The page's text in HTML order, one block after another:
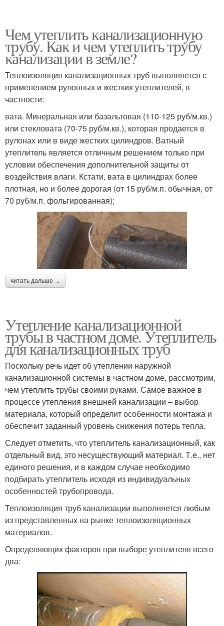
Чем утеплить канализационную
трубу. Как и чем утеплить трубу
канализации в земле?
Теплоизоляция канализационных труб выполняется с
применением рулонных и жестких утеплителей, в
частности:
вата. Минеральная или базальтовая (110-125 руб/м.кв.)
или стекловата (70-75 руб/м.кв.), которая продается в
рулонах или в виде жестких цилиндров. Ватный
утеплитель является отличным решением только при
условии обеспечения дополнительной защиты от
воздействия влаги. Кстати, вата в цилиндрах более
плотная, но и более дорогая (от 15 руб/м.п. обычная, от
70 руб/м.п. фольгированная);
читать дальше →
Утепление канализационной
трубы в частном доме. Утеплитель
для канализационных труб
Поскольку речь идет об утеплении наружной
канализационной системы в частном доме, рассмотрим,
чем утеплить трубы своими руками. Самое важное в
процессе утепления внешней канализации – выбор
материала, который определит особенности монтажа и
обеспечит заданный уровень снижения потерь тепла.
Следует отметить, что утеплитель канализационный, как
отдельный вид, это несуществующий материал. Т.е., нет
единого решения, и в каждом случае необходимо
подбирать утеплитель исходя из индивидуальных
особенностей трубопровода.
Теплоизоляция труб канализации выполняется любым
из представленных на рынке теплоизоляционных
материалов.
Определяющих факторов при выборе утеплителя всего
два: